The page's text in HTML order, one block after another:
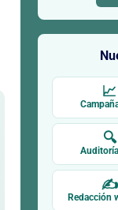
📈
🔍
✍
Redacción